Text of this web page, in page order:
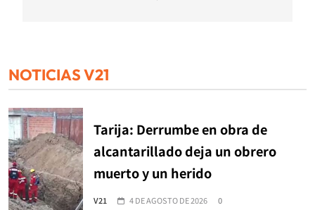
NOTICIAS V21
Tarija: Derrumbe en obra de
alcantarillado deja un obrero
muerto y un herido
V21 4 DE AGOSTO DE 2026 0